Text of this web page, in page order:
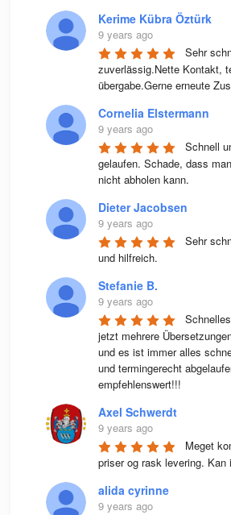
Kerime Kübra Öztürk
9 years ago
Sehr
zuverlässig.Nette Kontakt,
übergabe.Gerne erneute
Cornelia Elstermann
9 years ago
Schnell
gelaufen. Schade, dass
nicht abholen kann.
Dieter Jacobsen
9 years ago
Sehr
und hilfreich.
Stefanie B.
9 years ago
jetzt mehrere
und es ist immer alles
und termingerecht
empfehlenswert!!!
Axel Schwerdt
9 years ago
Meget
priser og rask levering. Kan
alida cyrinne
9 years ago